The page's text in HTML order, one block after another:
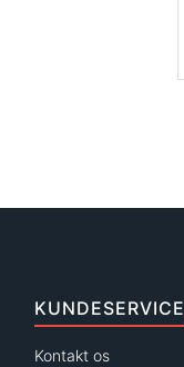
KUNDESERVICE
Kontakt os